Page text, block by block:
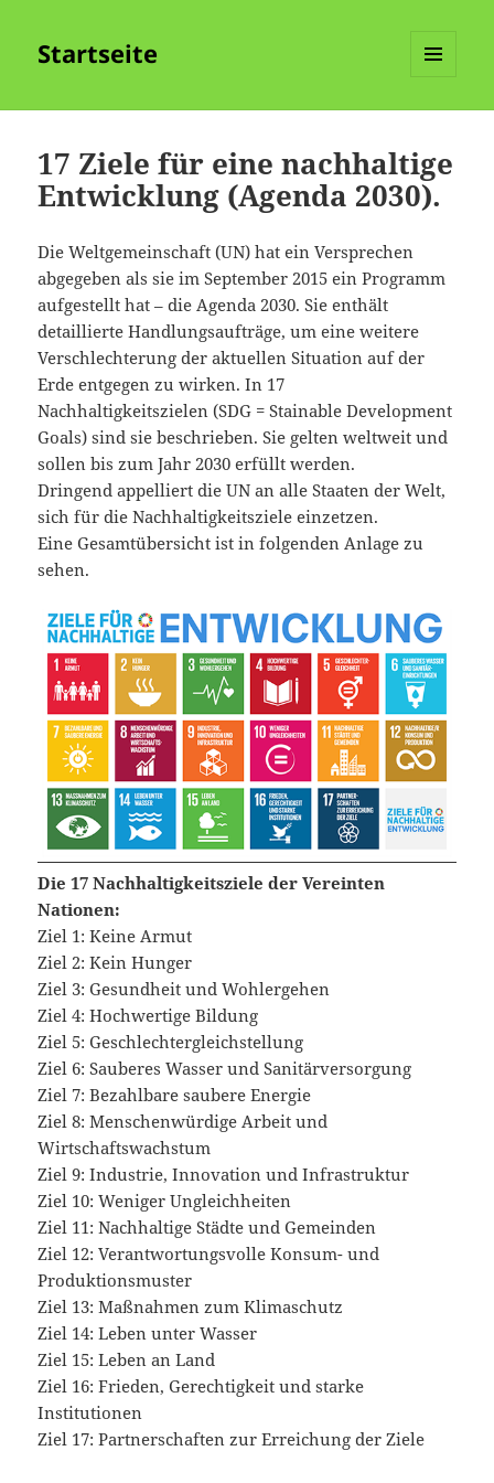
Startseite
17 Ziele für eine nachhaltige
Entwicklung (Agenda 2030).
Die Weltgemeinschaft (UN) hat ein Versprechen
abgegeben als sie im September 2015 ein Programm
aufgestellt hat – die Agenda 2030. Sie enthält
detaillierte Handlungsaufträge, um eine weitere
Verschlechterung der aktuellen Situation auf der
Erde entgegen zu wirken. In 17
Nachhaltigkeitszielen (SDG = Stainable Development
Goals) sind sie beschrieben. Sie gelten weltweit und
sollen bis zum Jahr 2030 erfüllt werden.
Dringend appelliert die UN an alle Staaten der Welt,
sich für die Nachhaltigkeitsziele einzetzen.
Eine Gesamtübersicht ist in folgenden Anlage zu
sehen.
Die 17 Nachhaltigkeitsziele der Vereinten
Nationen:
Ziel 1: Keine Armut
Ziel 2: Kein Hunger
Ziel 3: Gesundheit und Wohlergehen
Ziel 4: Hochwertige Bildung
Ziel 5: Geschlechtergleichstellung
Ziel 6: Sauberes Wasser und Sanitärversorgung
Ziel 7: Bezahlbare saubere Energie
Ziel 8: Menschenwürdige Arbeit und
Wirtschaftswachstum
Ziel 9: Industrie, Innovation und Infrastruktur
Ziel 10: Weniger Ungleichheiten
Ziel 11: Nachhaltige Städte und Gemeinden
Ziel 12: Verantwortungsvolle Konsum- und
Produktionsmuster
Ziel 13: Maßnahmen zum Klimaschutz
Ziel 14: Leben unter Wasser
Ziel 15: Leben an Land
Ziel 16: Frieden, Gerechtigkeit und starke
Institutionen
Ziel 17: Partnerschaften zur Erreichung der Ziele